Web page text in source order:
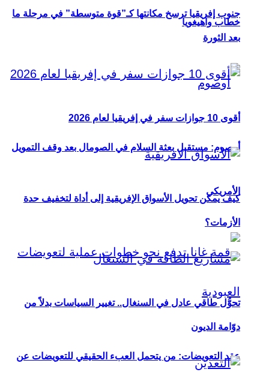
خطاب واهيغويا
أوصوم: مستقبل بعثة السلام في الصومال بعد وقف التمويل
الأمريكي
عقد التعويضات: من يتحمل العبء الحقيقي للتعويضات عن
جنوب إفريقيا ترسخ مكانتها كـ”قوة متوسطة” في مرحلة ما
بعد الثورة
أقوى 10 جوازات سفر في إفريقيا لعام 2026
كيف يمكن تحويل الأسواق الإفريقية إلى أداة لتخفيف حدة
الأزمات؟
تحوُّل طاقي عادل في السنغال.. تغيير السياسات بدلاً من
دوّامة الديون